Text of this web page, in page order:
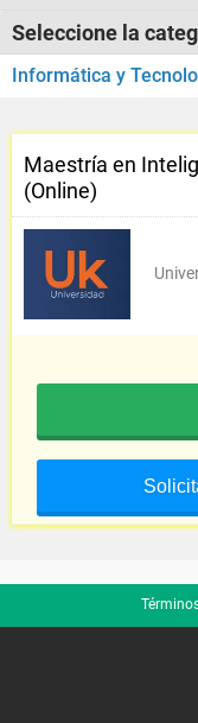
Seleccione la
Informática y
Maestría en
(Online)